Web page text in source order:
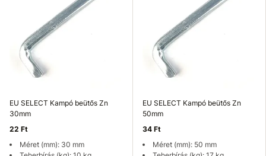
EU SELECT Kampó beütős Zn
30mm
22 Ft
Méret (mm): 30 mm
EU SELECT Kampó beütős Zn
50mm
34 Ft
Méret (mm): 50 mm